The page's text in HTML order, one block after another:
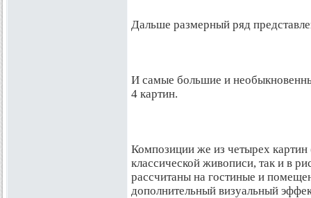
Дальше размерный ряд
И самые большие и
4 картин.
Композиции же из четырех
классической живописи, так и в
рассчитаны на гостиные и
дополнительный визуальный